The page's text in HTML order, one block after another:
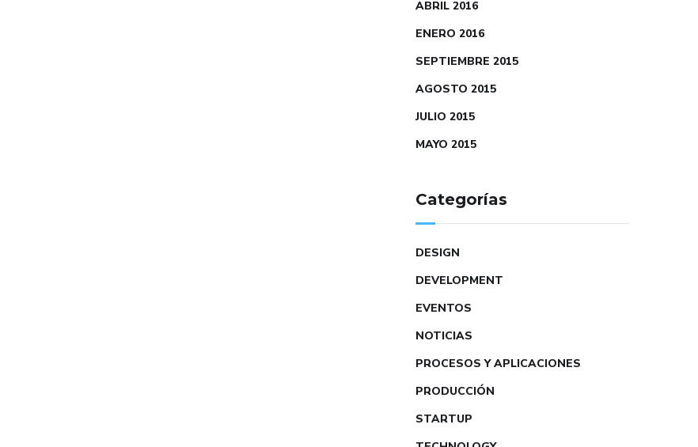
ABRIL 2016
ENERO 2016
SEPTIEMBRE 2015
AGOSTO 2015
JULIO 2015
MAYO 2015
Categorías
DESIGN
DEVELOPMENT
EVENTOS
NOTICIAS
PROCESOS Y APLICACIONES
PRODUCCIÓN
STARTUP